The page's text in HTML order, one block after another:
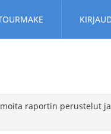
raportin perustelut